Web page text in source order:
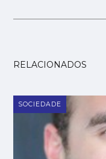
RELACIONADOS
SOCIEDADE